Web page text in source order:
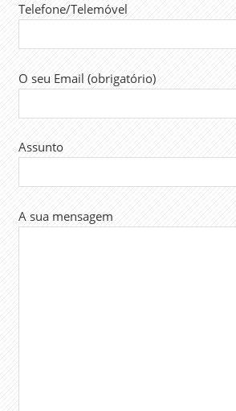
Telefone/Telemóvel
O seu Email (obrigatório)
Assunto
A sua mensagem